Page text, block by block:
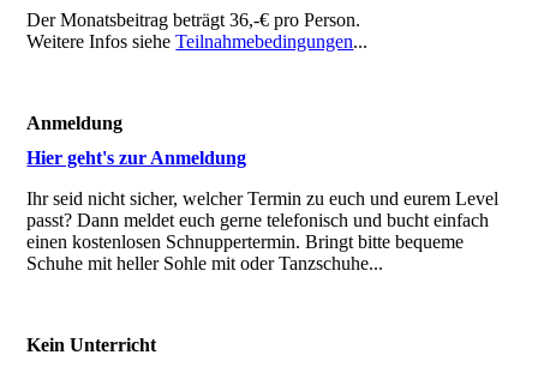
Der Monatsbeitrag beträgt 36,-€ pro Person.
Weitere Infos sieheTeilnahmebedingungen...
Anmeldung
Hier geht's zur Anmeldung
Ihr seid nicht sicher, welcher Termin zu euch und eurem Level
passt? Dann meldet euch gerne telefonisch und bucht einfach
einen kostenlosen Schnuppertermin. Bringt bitte bequeme
Schuhe mit heller Sohle mit oder Tanzschuhe...
Kein Unterricht